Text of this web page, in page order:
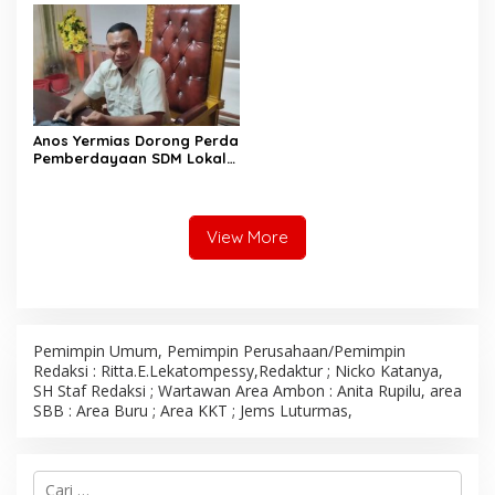
Perda Perlindungan Hak
Ulayat
Anos Yermias Dorong Perda
Pemberdayaan SDM Lokal,
View More
Pemimpin Umum, Pemimpin Perusahaan/Pemimpin
Redaksi : Ritta.E.Lekatompessy,Redaktur ; Nicko Katanya,
SH Staf Redaksi ; Wartawan Area Ambon : Anita Rupilu, area
SBB : Area Buru ; Area KKT ; Jems Luturmas,
C